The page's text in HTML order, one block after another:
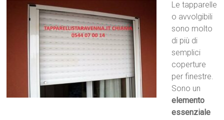
Le tapparelle
o avvolgibili
sono molto
di più di
semplici
coperture
per finestre.
Sono un
elemento
essenziale